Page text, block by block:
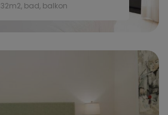
32m2, bad, balkon